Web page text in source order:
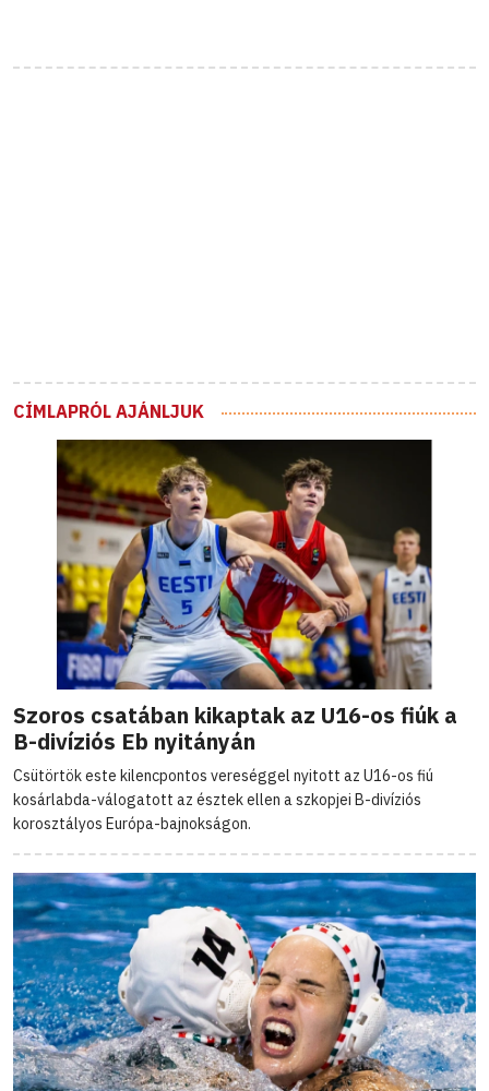
CÍMLAPRÓL AJÁNLJUK
Szoros csatában kikaptak az U16-os fiúk a
B-divíziós Eb nyitányán
Csütörtök este kilencpontos vereséggel nyitott az U16-os fiú
kosárlabda-válogatott az észtek ellen a szkopjei B-divíziós
korosztályos Európa-bajnokságon.